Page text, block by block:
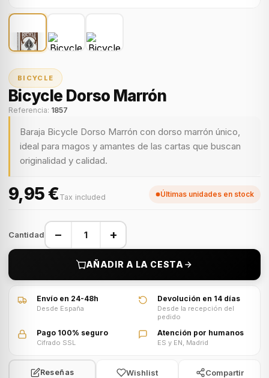
BICYCLE
Bicycle Dorso Marrón
Referencia: 1857
Baraja Bicycle Dorso Marrón con dorso marrón único,
ideal para magos y amantes de las cartas que buscan
originalidad y calidad.
9,95 €Tax included Últimas unidades en stock
Cantidad − +
AÑADIR A LA CESTA
Envío en 24-48h
Desde España
Devolución en 14 días
Desde la recepción del
pedido
Pago 100% seguro
Cifrado SSL
Atención por humanos
ES y EN, Madrid
Reseñas Wishlist Compartir